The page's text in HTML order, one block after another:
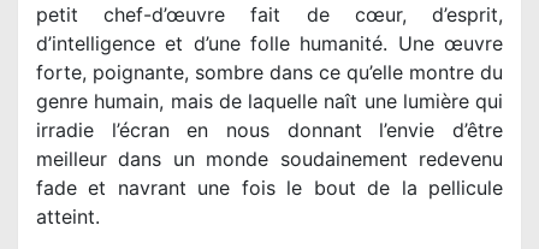
petit chef-d’œuvre fait de cœur, d’esprit,
d’intelligence et d’une folle humanité. Une œuvre
forte, poignante, sombre dans ce qu’elle montre du
genre humain, mais de laquelle naît une lumière qui
irradie l’écran en nous donnant l’envie d’être
meilleur dans un monde soudainement redevenu
fade et navrant une fois le bout de la pellicule
atteint.